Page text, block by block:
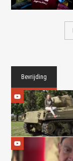
Bevrijding